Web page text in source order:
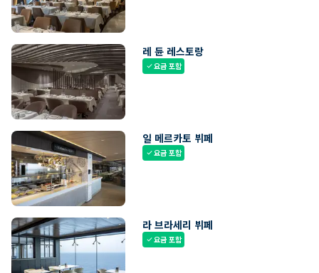
레 듄 레스토랑
check요금 포함
일 메르카토 뷔페
check요금 포함
라 브라세리 뷔페
check요금 포함